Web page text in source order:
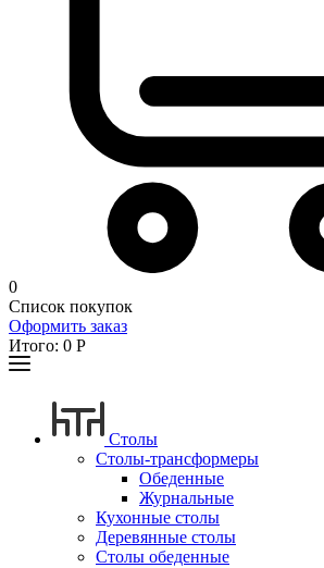
0
Список покупок
Оформить заказ
Итого: 0 Р
Столы
Столы-трансформеры
Обеденные
Журнальные
Кухонные столы
Деревянные столы
Столы обеденные